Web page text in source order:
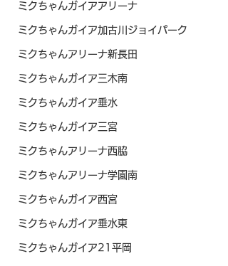
ミクちゃんガイアアリーナ
ミクちゃんガイア加古川ジョイパーク
ミクちゃんアリーナ新長田
ミクちゃんガイア三木南
ミクちゃんガイア垂水
ミクちゃんガイア三宮
ミクちゃんアリーナ西脇
ミクちゃんアリーナ学園南
ミクちゃんガイア西宮
ミクちゃんガイア垂水東
ミクちゃんガイア21平岡